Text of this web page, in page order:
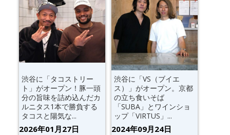
渋谷に「タコストリー
ト」がオープン！豚一頭
分の旨味を詰め込んだカ
ルニタス1本で勝負する
タコスと陽気な...
2026年01月27日
渋谷に「VS（ブイエ
ス）」がオープン。京都
の立ち食いそば
「SUBA」とワインショ
ップ「VIRTUS」...
2024年09月24日